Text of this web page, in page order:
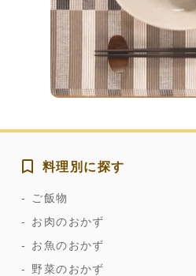
料理別に探す
ご飯物
お肉のおかず
お魚のおかず
野菜のおかず